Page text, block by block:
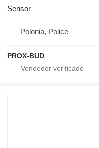
Sensor
Polonia, Police
PROX-BUD